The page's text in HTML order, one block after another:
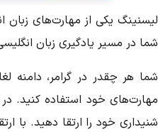
لیسنینگ یکی از مهارت‌های زبان
شما در مسیر یادگیری زبان
شما هر چقدر در گرامر، دامنه
مهارت‌های خود استفاده کنید. در
شنیداری خود را ارتقا دهید. با